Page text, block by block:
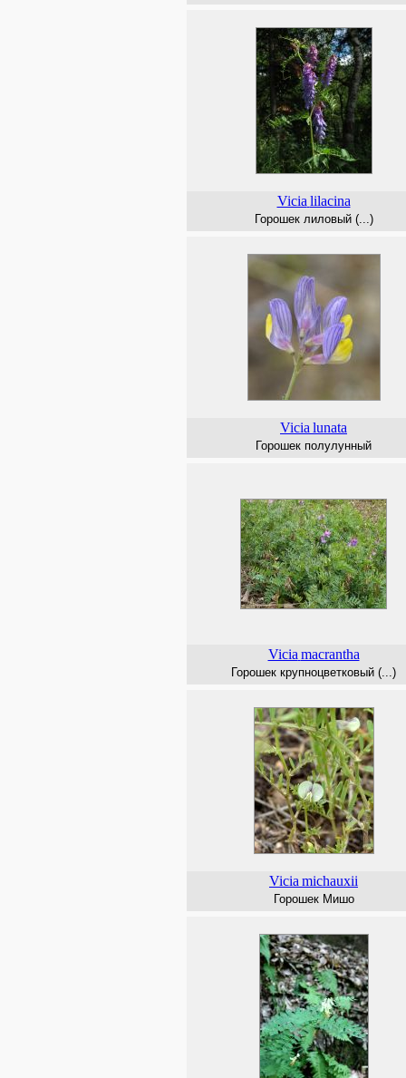
Vicia lilacina
Горошек лиловый (...)
Vicia lunata
Горошек полулунный
Vicia macrantha
Горошек крупноцветковый (...)
Vicia michauxii
Горошек Мишо